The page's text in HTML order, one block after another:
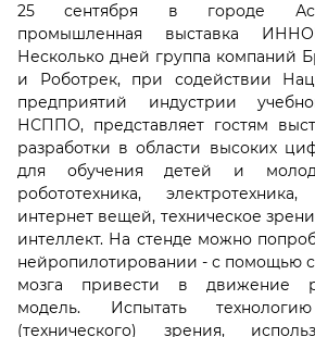
25 сентября в городе
промышленная выставка
Несколько дней группа компаний
и Роботрек, при содействии
предприятий индустрии
НСППО, представляет гостям
разработки в области высоких
для обучения детей и
робототехника, электротехника,
интернет вещей, техническое
интеллект. На стенде можно
нейропилотировании - с помощью
мозга привести в движение
модель. Испытать
(технического) зрения,